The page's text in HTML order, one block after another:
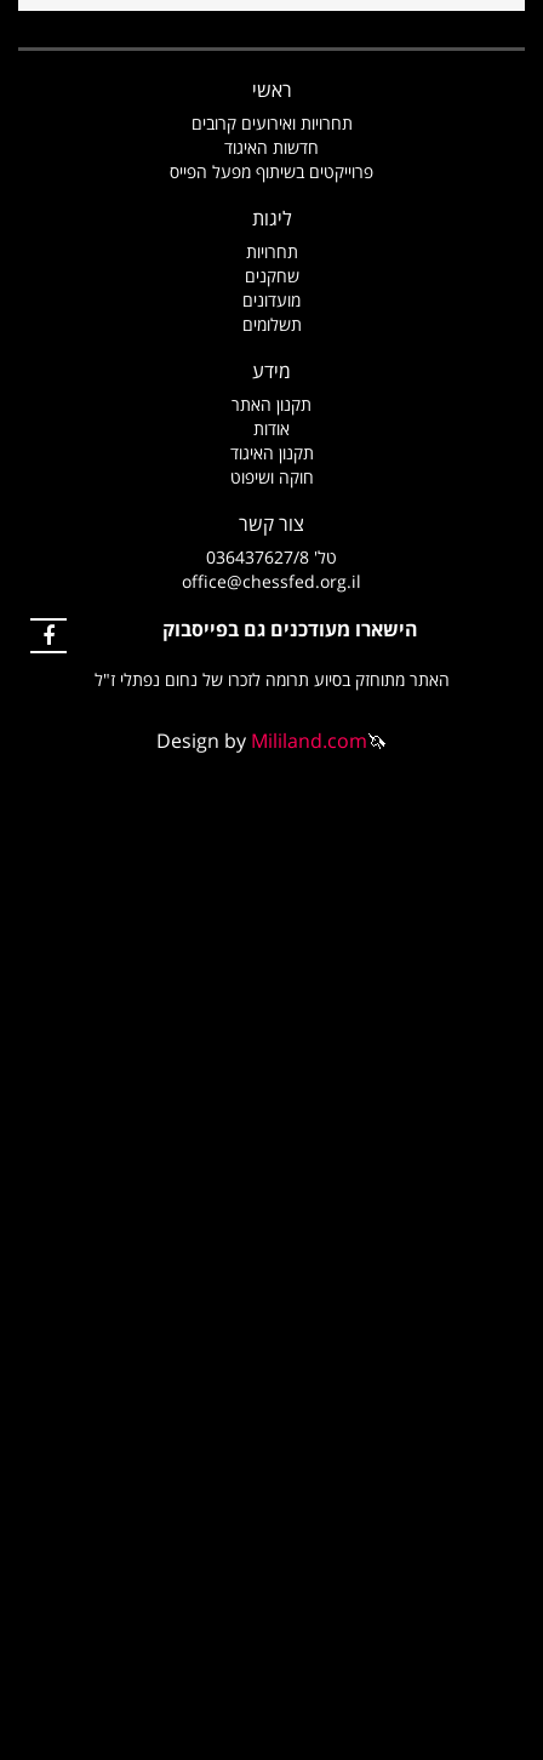
תחרויות ואירועים קרובים
חדשות האיגוד
פרוייקטים בשיתוף מפעל הפייס
תקנון האתר
תקנון האיגוד
חוקה ושיפוט
office@chessfed.org.il
הישארו מעודכנים גם בפייסבוק
האתר מתוחזק בסיוע תרומה לזכרו של נחום נפתלי ז"ל
Design byMililand.com